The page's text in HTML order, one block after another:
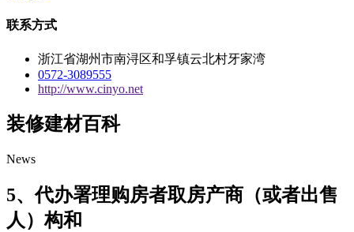
联系方式
浙江省湖州市南浔区和孚镇云北村牙家湾
0572-3089555
http://www.cinyo.net
装修建材百科
News
5、代办署理购房者取房产商（或者出售
人）构和